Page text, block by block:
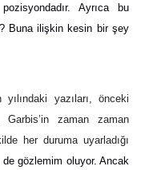
Ayrıca bu
Buna ilişkin kesin bir şey
yazıları, önceki
Garbis’in zaman zaman
her duruma uyarladığı
de gözlemim oluyor. Ancak